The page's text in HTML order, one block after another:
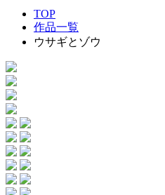
TOP
作品一覧
ウサギとゾウ